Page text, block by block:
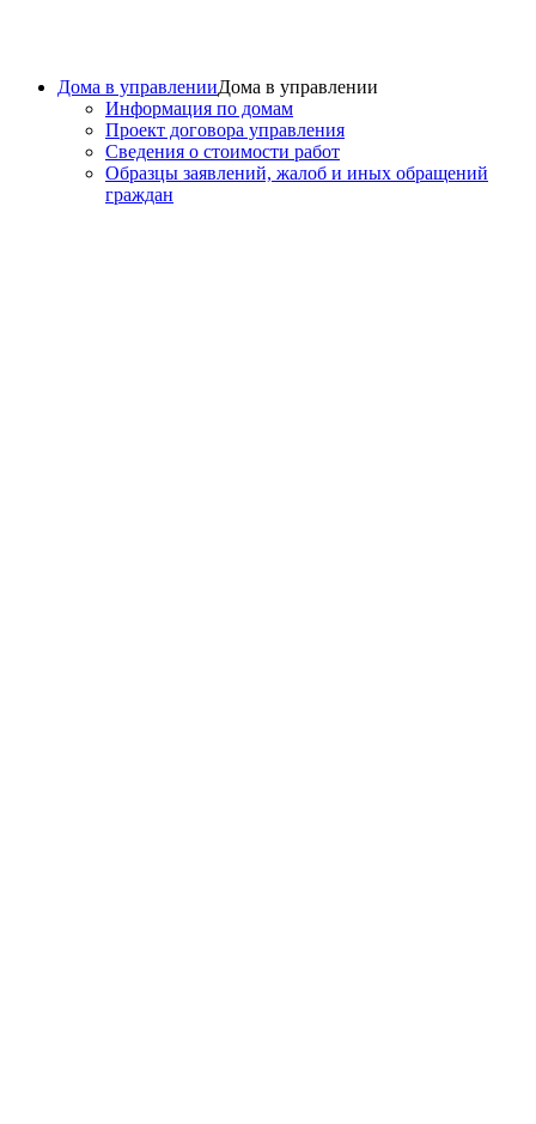
Дома в управленииДома в управлении
Информация по домам
Проект договора управления
Сведения о стоимости работ
Образцы заявлений, жалоб и иных обращений
граждан